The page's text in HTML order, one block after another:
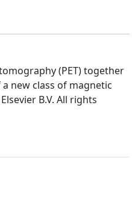
(PET) together
new class of magnetic
B.V. All rights